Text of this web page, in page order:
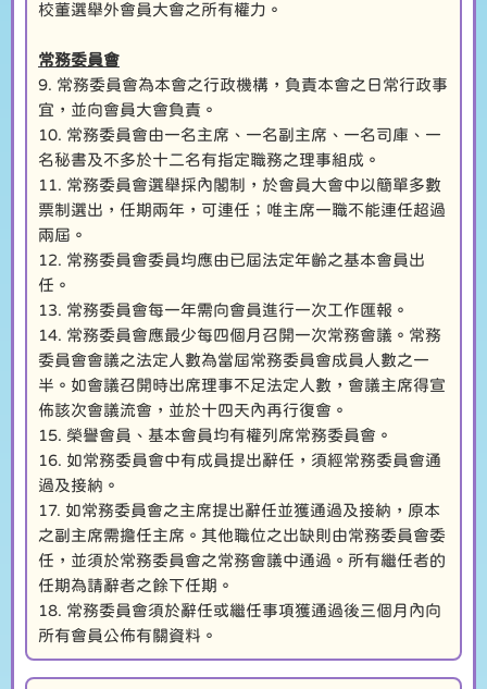
校董選舉外會員大會之所有權力。
常務委員會
9. 常務委員會為本會之行政機構，負責本會之日常行政事
宜，並向會員大會負責。
10. 常務委員會由一名主席、一名副主席、一名司庫、一
名秘書及不多於十二名有指定職務之理事組成。
11. 常務委員會選舉採內閣制，於會員大會中以簡單多數
票制選出，任期兩年，可連任；唯主席一職不能連任超過
兩屆。
12. 常務委員會委員均應由已屆法定年齡之基本會員出
任。
13. 常務委員會每一年需向會員進行一次工作匯報。
14. 常務委員會應最少每四個月召開一次常務會議。常務
委員會會議之法定人數為當屆常務委員會成員人數之一
半。如會議召開時出席理事不足法定人數，會議主席得宣
佈該次會議流會，並於十四天內再行復會。
15. 榮譽會員、基本會員均有權列席常務委員會。
16. 如常務委員會中有成員提出辭任，須經常務委員會通
過及接納。
17. 如常務委員會之主席提出辭任並獲通過及接納，原本
之副主席需擔任主席。其他職位之出缺則由常務委員會委
任，並須於常務委員會之常務會議中通過。所有繼任者的
任期為請辭者之餘下任期。
18. 常務委員會須於辭任或繼任事項獲通過後三個月內向
所有會員公佈有關資料。